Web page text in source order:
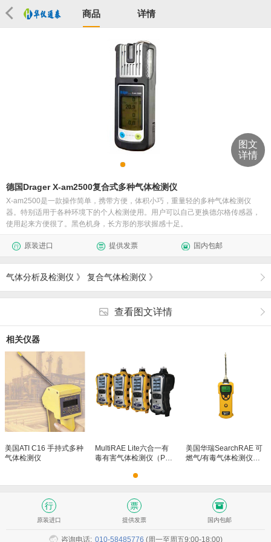
商品 详情
图文
详情
德国Drager X-am2500复合式多种气体检测仪
X-am2500是一款操作简单，携带方便，体积小巧，重量轻的多种气体检测仪
器。特别适用于各种环境下的个人检测使用。用户可以自己更换德尔格传感器，
使用起来方便很了。黑色机身，长方形的形状握感十足。
原装进口 提供发票 国内包邮
气体分析及检测仪 》 复合气体检测仪 》
查看图文详情
相关仪器
美国ATI C16 手持式多种
气体检测仪
MultiRAE Lite六合一有
毒有害气体检测仪（PG
美国华瑞SearchRAE 可
燃气/有毒气体检测仪【P
原装进口 提供发票 国内包邮
咨询电话: 010-58485776 (周一至周五9:00-18:00)